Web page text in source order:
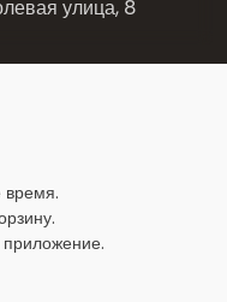
улица, 8
время.